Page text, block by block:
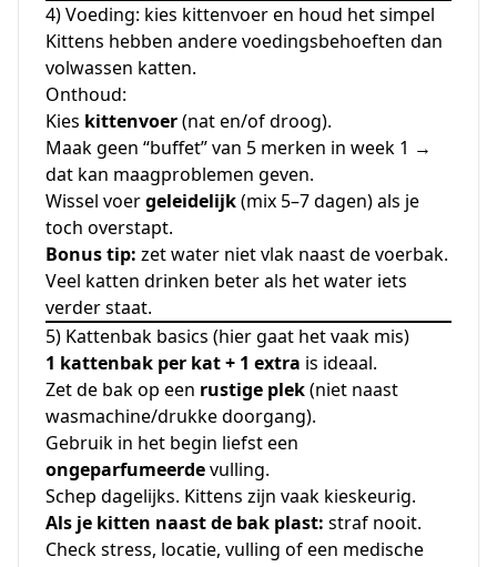
4) Voeding: kies kittenvoer en houd het simpel
Kittens hebben andere voedingsbehoeften dan
volwassen katten.
Onthoud:
Kies kittenvoer(nat en/of droog).
Maak geen “buffet” van 5 merken in week 1 →
dat kan maagproblemen geven.
Wissel voergeleidelijk(mix 5–7 dagen) als je
toch overstapt.
Bonus tip: zet water niet vlak naast de voerbak.
Veel katten drinken beter als het water iets
verder staat.
5) Kattenbak basics (hier gaat het vaak mis)
1 kattenbak per kat + 1 extra is ideaal.
Zet de bak op een rustige plek(niet naast
wasmachine/drukke doorgang).
Gebruik in het begin liefst een
ongeparfumeerdevulling.
Schep dagelijks. Kittens zijn vaak kieskeurig.
Als je kitten naast de bak plast: straf nooit.
Check stress, locatie, vulling of een medische